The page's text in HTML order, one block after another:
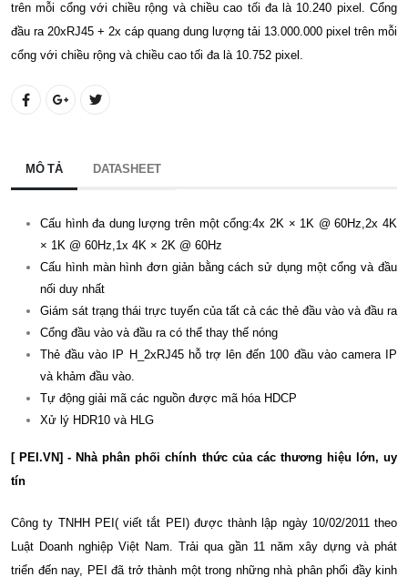
trên mỗi cổng với chiều rộng và chiều cao tối đa là 10.240 pixel. Cổng
đầu ra 20xRJ45 + 2x cáp quang dung lượng tải 13.000.000 pixel trên mỗi
cổng với chiều rộng và chiều cao tối đa là 10.752 pixel.
MÔ TẢ DATASHEET
Cấu hình đa dung lượng trên một cổng:4x 2K × 1K @ 60Hz,2x 4K
× 1K @ 60Hz,1x 4K × 2K @ 60Hz
Cấu hình màn hình đơn giản bằng cách sử dụng một cổng và đầu
nối duy nhất
Giám sát trạng thái trực tuyến của tất cả các thẻ đầu vào và đầu ra
Cổng đầu vào và đầu ra có thể thay thế nóng
Thẻ đầu vào IP H_2xRJ45 hỗ trợ lên đến 100 đầu vào camera IP
và khảm đầu vào.
Tự động giải mã các nguồn được mã hóa HDCP
Xử lý HDR10 và HLG
[ PEI.VN] - Nhà phân phối chính thức của các thương hiệu lớn, uy
tín
Công ty TNHH PEI( viết tắt PEI) được thành lập ngày 10/02/2011 theo
Luật Doanh nghiệp Việt Nam. Trải qua gần 11 năm xây dựng và phát
triển đến nay, PEI đã trở thành một trong những nhà phân phối đầy kinh